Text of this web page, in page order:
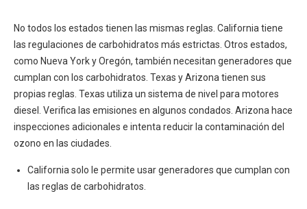
No todos los estados tienen las mismas reglas. California tiene
las regulaciones de carbohidratos más estrictas. Otros estados,
como Nueva York y Oregón, también necesitan generadores que
cumplan con los carbohidratos. Texas y Arizona tienen sus
propias reglas. Texas utiliza un sistema de nivel para motores
diesel. Verifica las emisiones en algunos condados. Arizona hace
inspecciones adicionales e intenta reducir la contaminación del
ozono en las ciudades.
California solo le permite usar generadores que cumplan con
las reglas de carbohidratos.